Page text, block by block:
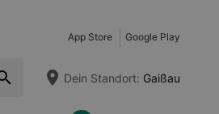
App Store Google Play
Dein Standort: Gaißau